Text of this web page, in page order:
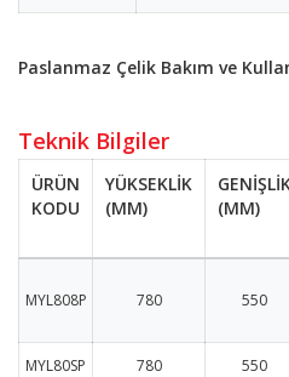
Paslanmaz Çelik Bakım ve
Teknik Bilgiler
ÜRÜN
KODU
YÜKSEKLİK
(MM)
(MM)
MYL808P 780 550
MYL80SP 780 550